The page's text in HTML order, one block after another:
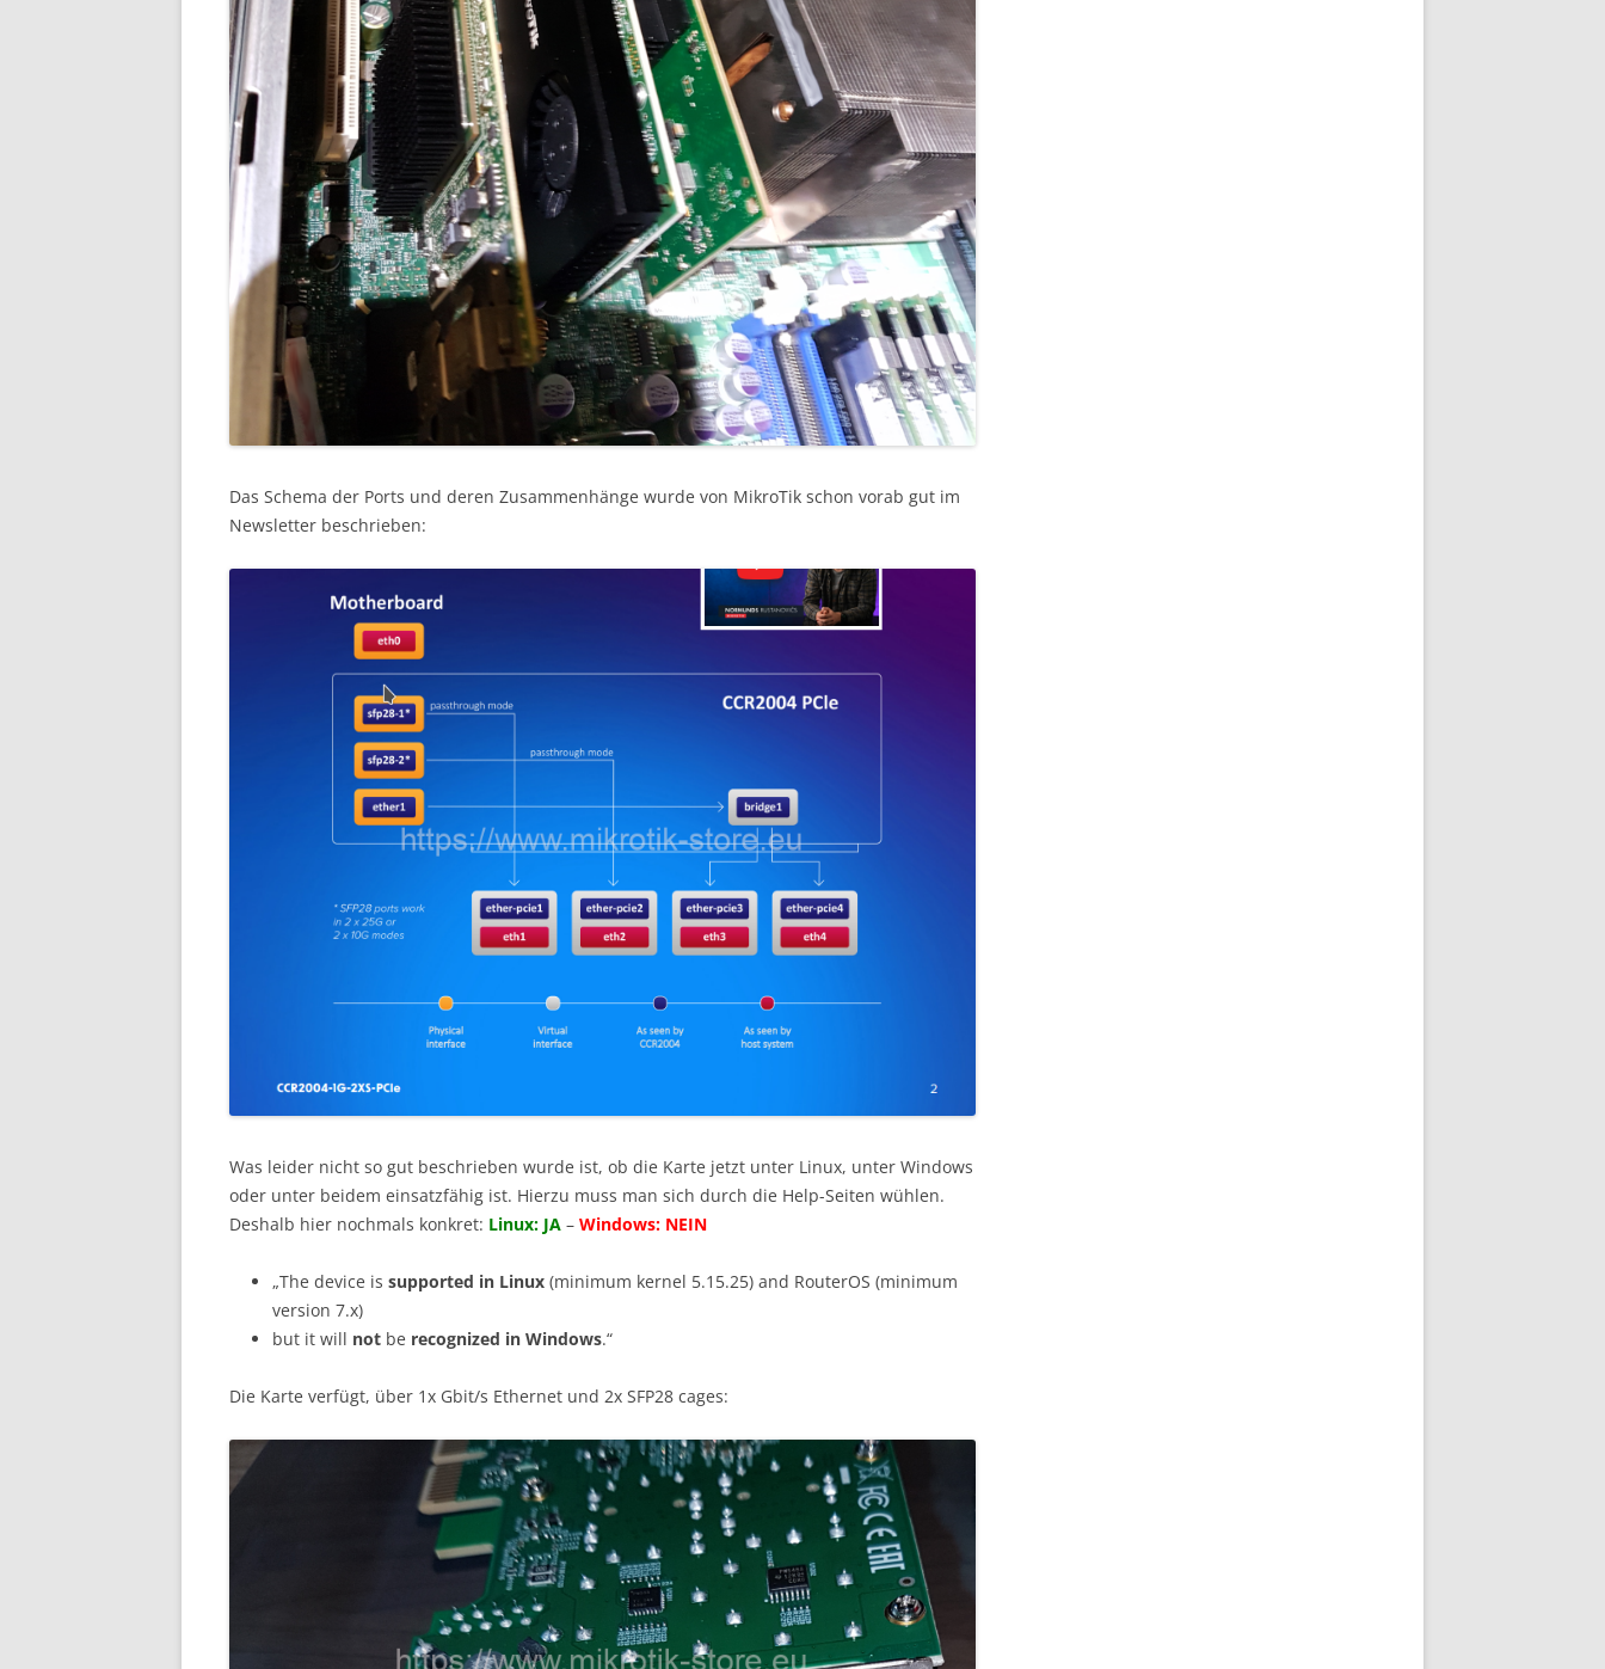
Das Schema der Ports und deren Zusammenhänge wurde von MikroTik schon vorab gut im
Newsletter beschrieben:
Was leider nicht so gut beschrieben wurde ist, ob die Karte jetzt unter Linux, unter Windows
oder unter beidem einsatzfähig ist. Hierzu muss man sich durch die Help-Seiten wühlen.
Deshalb hier nochmals konkret: Linux: JA – Windows: NEIN
„The device is supported in Linux (minimum kernel 5.15.25) and RouterOS (minimum
version 7.x)
but it will not be recognized in Windows.“
Die Karte verfügt, über 1x Gbit/s Ethernet und 2x SFP28 cages: